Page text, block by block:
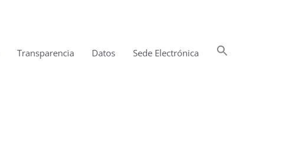
Transparencia Datos Sede Electrónica